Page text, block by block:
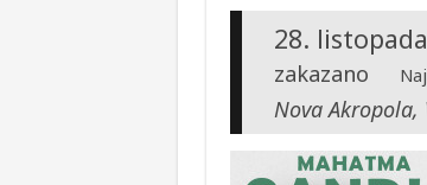
28.
zakazano
Nova